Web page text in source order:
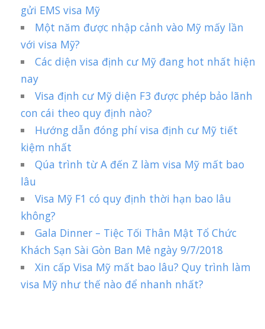
gửi EMS visa Mỹ
Một năm được nhập cảnh vào Mỹ mấy lần
với visa Mỹ?
Các diện visa định cư Mỹ đang hot nhất hiện
nay
Visa định cư Mỹ diện F3 được phép bảo lãnh
con cái theo quy định nào?
Hướng dẫn đóng phí visa định cư Mỹ tiết
kiệm nhất
Qúa trình từ A đến Z làm visa Mỹ mất bao
lâu
Visa Mỹ F1 có quy định thời hạn bao lâu
không?
Gala Dinner – Tiệc Tối Thân Mật Tổ Chức
Khách Sạn Sài Gòn Ban Mê ngày 9/7/2018
Xin cấp Visa Mỹ mất bao lâu? Quy trình làm
visa Mỹ như thế nào để nhanh nhất?